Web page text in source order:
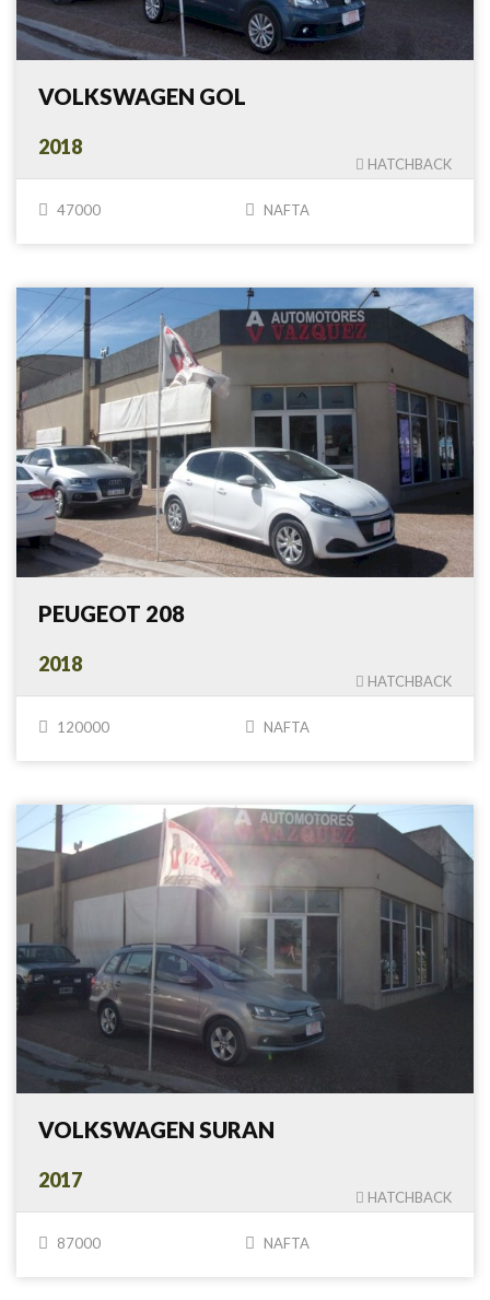
VOLKSWAGEN GOL
2018
HATCHBACK
47000 NAFTA
PEUGEOT 208
2018
HATCHBACK
120000 NAFTA
VOLKSWAGEN SURAN
2017
HATCHBACK
87000 NAFTA